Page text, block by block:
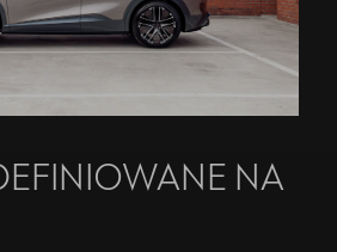
NA